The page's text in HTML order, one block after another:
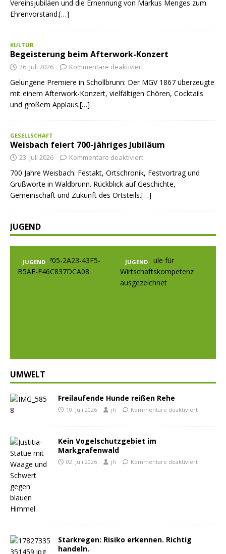
Vereinsjubiläen und die Ernennung von Markus Menges zum
Ehrenvorstand.[…]
KULTUR
Begeisterung beim Afterwork-Konzert
26. Juli 2026 Kommentare deaktiviert
Gelungene Premiere in Schollbrunn: Der MGV 1867 überzeugte
mit einem Afterwork-Konzert, vielfältigen Chören, Cocktails
und großem Applaus.[…]
GESELLSCHAFT
Weisbach feiert 700-jähriges Jubiläum
23. Juli 2026 Kommentare deaktiviert
700 Jahre Weisbach: Festakt, Ortschronik, Festvortrag und
Grußworte in Waldbrunn. Rückblick auf Geschichte,
Gemeinschaft und Zukunft des Ortsteils.[…]
JUGEND
JUGEND
UMWELT
Freilaufende Hunde reißen Rehe
10. Juli 2026 jh Kommentare deaktiviert
Kein Vogelschutzgebiet im
Markgrafenwald
02. Juli 2026 jh Kommentare deaktiviert
Starkregen: Risiko erkennen. Richtig
handeln.